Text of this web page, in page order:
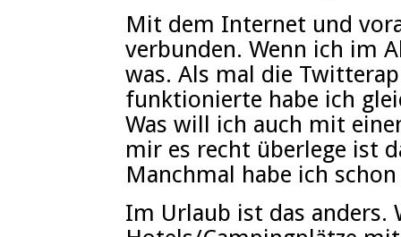
Mit dem Internet und
verbunden. Wenn ich im
was. Als mal die
funktionierte habe ich
Was will ich auch mit
mir es recht überlege ist
Manchmal habe ich
Im Urlaub ist das anders.